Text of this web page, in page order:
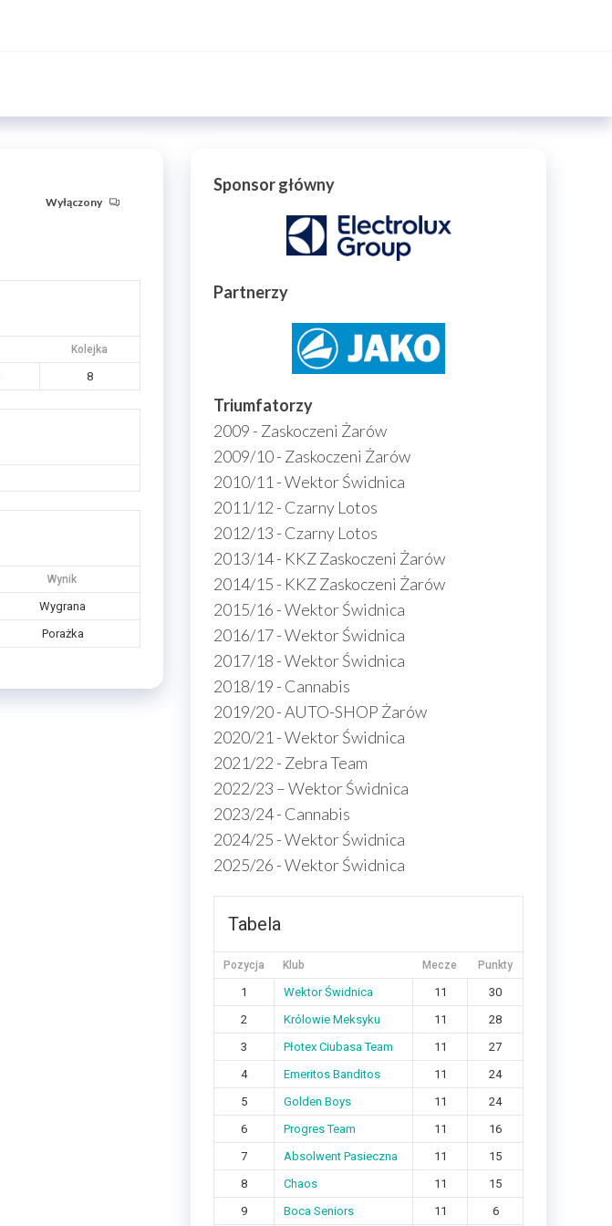
Wyłączony
Kolejka
8
Wynik
Wygrana
Porażka
Sponsor główny
Partnerzy
Triumfatorzy
2009 - Zaskoczeni Żarów
2009/10 - Zaskoczeni Żarów
2010/11 - Wektor Świdnica
2011/12 - Czarny Lotos
2012/13 - Czarny Lotos
2013/14 - KKZ Zaskoczeni Żarów
2014/15 - KKZ Zaskoczeni Żarów
2015/16 - Wektor Świdnica
2016/17 - Wektor Świdnica
2017/18 - Wektor Świdnica
2018/19 - Cannabis
2019/20 - AUTO-SHOP Żarów
2020/21 - Wektor Świdnica
2021/22 - Zebra Team
2022/23 – Wektor Świdnica
2023/24 - Cannabis
2024/25 - Wektor Świdnica
2025/26 - Wektor Świdnica
Tabela
Pozycja Klub Mecze Punkty
1 Wektor Świdnica 11
30
2
Królowie Meksyku 11
28
3
Płotex Ciubasa Team 11
27
4
Emeritos Banditos 11
24
5
Golden Boys 11
24
6
Progres Team 11
16
7
Absolwent Pasieczna 11
15
8
Chaos 11
15
9
Boca Seniors 11 6